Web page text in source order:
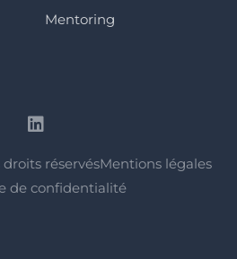
Mentoring
réservésMentions légales
de confidentialité